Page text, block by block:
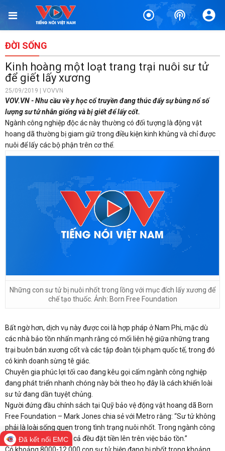
ĐỜI SỐNG
Kinh hoàng một loạt trang trại nuôi sư tử
để giết lấy xương
25/09/2019 | VOVVN
VOV.VN - Nhu cầu về y học cổ truyền đang thúc đẩy sự bùng nổ số
lượng sư tử nhân giống và bị giết để lấy cốt.
Ngành công nghiệp độc ác này thường có đối tượng là động vật
hoang dã thường bị giam giữ trong điều kiện kinh khủng và chỉ được
nuôi để lấy các bộ phận trên cơ thể.
Những con sư tử bị nuôi nhốt trong lồng với mục đích lấy xương để
chế tạo thuốc. Ảnh: Born Free Foundation
Bất ngờ hơn, dịch vụ này được coi là hợp pháp ở Nam Phi, mặc dù
các nhà bảo tồn nhấn mạnh rằng có mối liên hệ giữa những trang
trại buôn bán xương cốt và các tập đoàn tội phạm quốc tế, trong đó
có kinh doanh sừng tê giác.
Chuyên gia phúc lợi tối cao đang kêu gọi cấm ngành công nghiệp
đang phát triển nhanh chóng này bởi theo họ đây là cách khiến loài
sư tử đang dần tuyệt chủng.
Người đứng đầu chính sách tại Quỹ bảo vệ động vật hoang dã Born
Free Foundation – Mark Jones chia sẻ với Metro rằng: “Sư tử không
phải là loài sống quen trong tình trạng nuôi nhốt. Trong ngành công
nghiệp tàn ác này, tất cả đều đặt tiền lên trên việc bảo tồn.”
Đã kết nối EMC